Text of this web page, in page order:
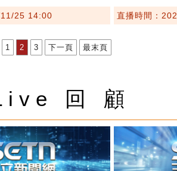
25 14:00 直播時間：
1 2 3 下一頁 最末頁
回 顧